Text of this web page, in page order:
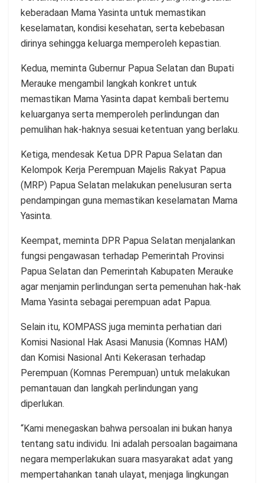
keberadaan Mama Yasinta untuk memastikan
keselamatan, kondisi kesehatan, serta kebebasan
dirinya sehingga keluarga memperoleh kepastian.
Kedua, meminta Gubernur Papua Selatan dan Bupati
Merauke mengambil langkah konkret untuk
memastikan Mama Yasinta dapat kembali bertemu
keluarganya serta memperoleh perlindungan dan
pemulihan hak-haknya sesuai ketentuan yang berlaku.
Ketiga, mendesak Ketua DPR Papua Selatan dan
Kelompok Kerja Perempuan Majelis Rakyat Papua
(MRP) Papua Selatan melakukan penelusuran serta
pendampingan guna memastikan keselamatan Mama
Yasinta.
Keempat, meminta DPR Papua Selatan menjalankan
fungsi pengawasan terhadap Pemerintah Provinsi
Papua Selatan dan Pemerintah Kabupaten Merauke
agar menjamin perlindungan serta pemenuhan hak-hak
Mama Yasinta sebagai perempuan adat Papua.
Selain itu, KOMPASS juga meminta perhatian dari
Komisi Nasional Hak Asasi Manusia (Komnas HAM)
dan Komisi Nasional Anti Kekerasan terhadap
Perempuan (Komnas Perempuan) untuk melakukan
pemantauan dan langkah perlindungan yang
diperlukan.
“Kami menegaskan bahwa persoalan ini bukan hanya
tentang satu individu. Ini adalah persoalan bagaimana
negara memperlakukan suara masyarakat adat yang
mempertahankan tanah ulayat, menjaga lingkungan